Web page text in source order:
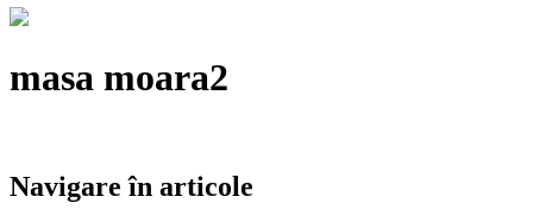
masa moara2
Navigare în articole